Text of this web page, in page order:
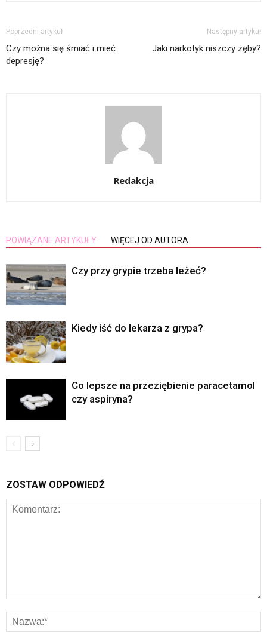
Poprzedni artykuł
Czy można się śmiać i mieć
depresję?
Następny artykuł
Jaki narkotyk niszczy zęby?
Redakcja
POWIĄZANE ARTYKUŁY WIĘCEJ OD AUTORA
Czy przy grypie trzeba leżeć?
Kiedy iść do lekarza z grypa?
Co lepsze na przeziębienie paracetamol
czy aspiryna?
ZOSTAW ODPOWIEDŹ